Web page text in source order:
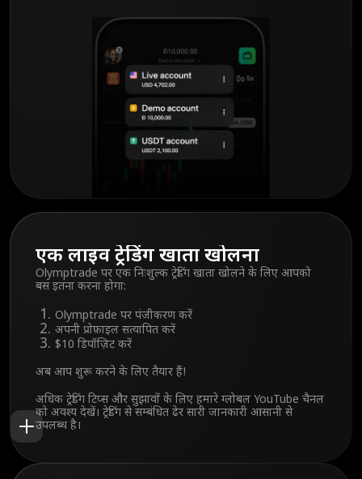
एक लाइव ट्रेडिंग खाता खोलना
Olymptrade पर एक निःशुल्क ट्रेडिंग खाता खोलने के लिए आपको
बस इतना करना होगा:
Olymptrade पर पंजीकरण करें
अपनी प्रोफ़ाइल सत्यापित करें
$10 डिपॉज़िट करें
अब आप शुरू करने के लिए तैयार हैं!
अधिक ट्रेडिंग टिप्स और सुझावों के लिए हमारे ग्लोबल YouTube चैनल
को अवश्य देखें। ट्रेडिंग से सम्बंधित ढेर सारी जानकारी आसानी से
उपलब्ध है।